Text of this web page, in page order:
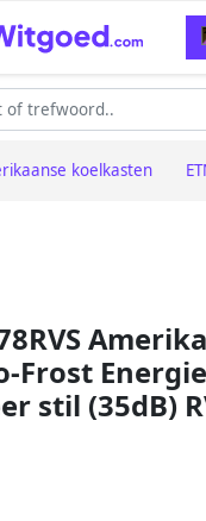
koelkasten
Frost
stil (35dB)